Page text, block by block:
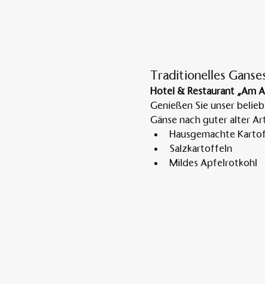
Traditionelles
Hotel & Restaurant „Am
Genießen Sie unser
Gänse nach guter alter
Hausgemachte
Salzkartoffeln
Mildes Apfelrotkohl